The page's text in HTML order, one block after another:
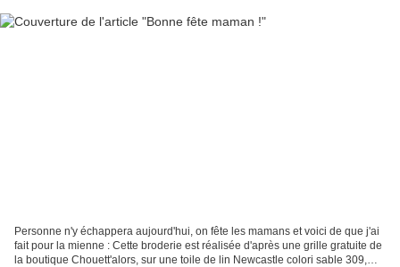
Personne n'y échappera aujourd'hui, on fête les mamans et voici de que j'ai
fait pour la mienne : Cette broderie est réalisée d'après une grille gratuite de
la boutique Chouett'alors, sur une toile de lin Newcastle colori sable 309,